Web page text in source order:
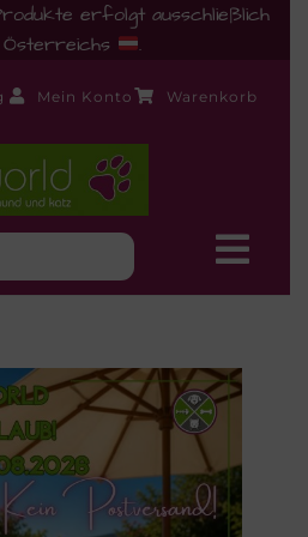
erfolgt ausschließlich
Österreichs
.
Mein Konto Warenkorb